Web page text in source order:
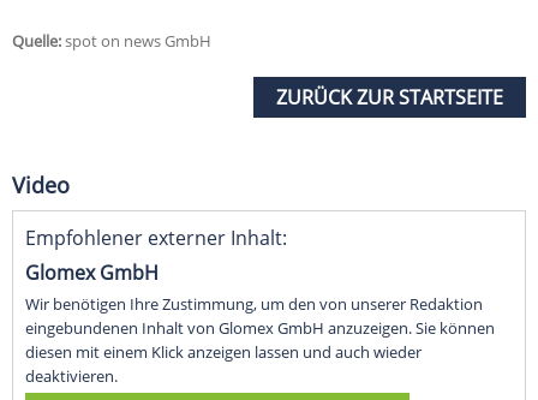
Quelle:spot on news GmbH
ZURÜCK ZUR STARTSEITE
Video
Empfohlener externer Inhalt:
Glomex GmbH
Wir benötigen Ihre Zustimmung, um den von unserer Redaktion
eingebundenen Inhalt von Glomex GmbH anzuzeigen. Sie können
diesen mit einem Klick anzeigen lassen und auch wieder
deaktivieren.